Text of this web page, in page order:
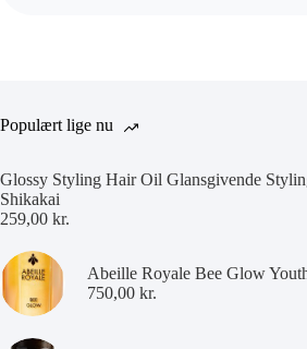
Populært lige nu
Glossy Styling Hair Oil Glansgivende
Shikakai
259,00 kr.
Abeille Royale Bee Glow
750,00 kr.